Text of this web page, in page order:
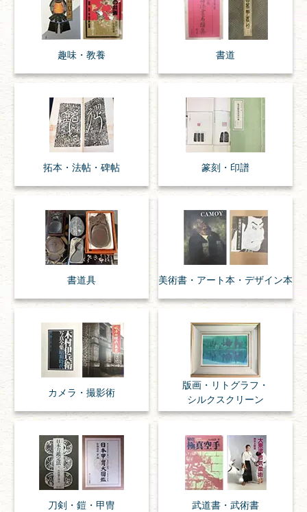
趣味・ 教養 書道
拓本・法帖・ 碑帖 篆刻・印譜
書道具 美術書・アート本・ デザイン本
カメラ・撮影術
版画・リトグラフ・
シルクスクリーン
刀剣・ 鎧・ 甲冑 武道書・ 武術書